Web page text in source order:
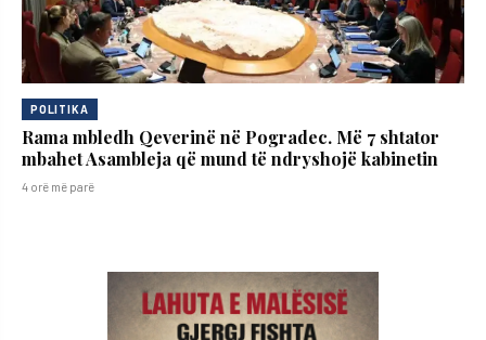
POLITIKA
Rama mbledh Qeverinë në Pogradec. Më 7 shtator
mbahet Asambleja që mund të ndryshojë kabinetin
4 orë më parë